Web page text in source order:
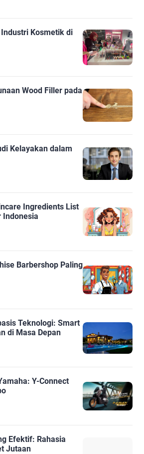
Kosmetik di
Wood Filler pada
Kelayakan dalam
Ingredients List
Indonesia
Barbershop Paling
Teknologi: Smart
di Masa Depan
Y-Connect
Efektif: Rahasia
Jutaan